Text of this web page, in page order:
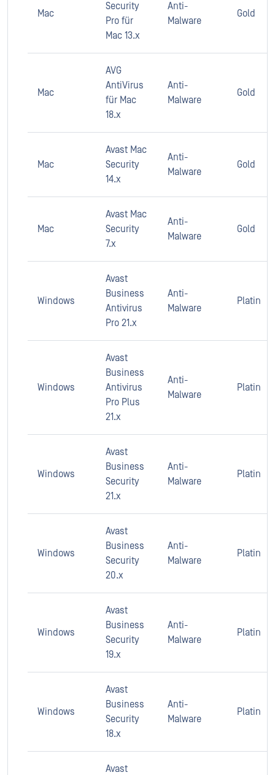
Mac
Security
Pro für
Mac 13.x
Anti-
Malware
Gold
Mac
AVG
AntiVirus
für Mac
18.x
Anti-
Malware
Gold
Mac
Avast Mac
Security
14.x
Anti-
Malware
Gold
Mac
Avast Mac
Security
7.x
Anti-
Malware
Gold
Windows
Avast
Business
Antivirus
Pro 21.x
Anti-
Malware
Platin
Windows
Avast
Business
Antivirus
Pro Plus
21.x
Anti-
Malware
Platin
Windows
Avast
Business
Security
21.x
Anti-
Malware
Platin
Windows
Avast
Business
Security
20.x
Anti-
Malware
Platin
Windows
Avast
Business
Security
19.x
Anti-
Malware
Platin
Windows
Avast
Business
Security
18.x
Anti-
Malware
Platin
Avast